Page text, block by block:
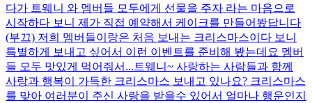
다가 트웨니 와 멤버들 모두에게 선물을 주자 라는 마음으로
시작하다 보니 제가 직접 예약해서 케이크를 만들어봤답니다
(부끄) 저희 멤버들이랑은 처음 보내는 크리스마스이다 보니
특별하게 보내고 싶어서 이런 이벤트를 준비해 봤는데요 멤버
들 모두 맛있게 먹어줘서... 트웨니~ 사랑하는 사람들과 함께
사랑과 행복이 가득한 크리스마스 보내고 있나요? 크리스마스
를 맞아 여러분이 주신 사랑을 받을수 있어서 얼마나 행운인지